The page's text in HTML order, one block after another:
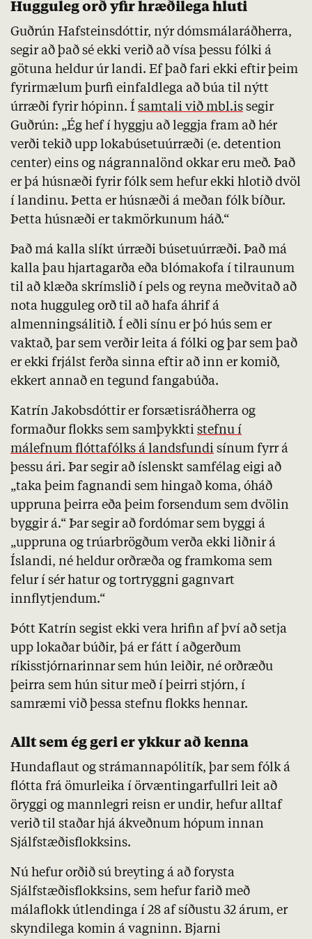
Hugguleg orð yfir hræðilega hluti
Guðrún Hafsteinsdóttir, nýr dómsmálaráðherra,
segir að það sé ekki verið að vísa þessu fólki á
götuna heldur úr landi. Ef það fari ekki eftir þeim
fyrirmælum þurfi einfaldlega að búa til nýtt
úrræði fyrir hópinn. Í samtali við mbl.is segir
Guðrún: „Ég hef í hyggju að leggja fram að hér
verði tekið upp loka­bú­setu­úr­ræði (e. detention
center) eins og ná­granna­lönd okk­ar eru með. Það
er þá hús­næði fyr­ir fólk sem hef­ur ekki hlotið dvöl
í land­inu. Þetta er hús­næði á meðan fólk bíður.
Þetta hús­næði er tak­mörk­un­um háð.“
Það má kalla slíkt úrræði búsetuúrræði. Það má
kalla þau hjartagarða eða blómakofa í tilraunum
til að klæða skrímslið í pels og reyna meðvitað að
nota hugguleg orð til að hafa áhrif á
almenningsálitið. Í eðli sínu er þó hús sem er
vaktað, þar sem verðir leita á fólki og þar sem það
er ekki frjálst ferða sinna eftir að inn er komið,
ekkert annað en tegund fangabúða.
Katrín Jakobsdóttir er forsætisráðherra og
formaður flokks sem samþykkti stefnu í
málefnum flóttafólks á landsfundi sínum fyrr á
þessu ári. Þar segir að íslenskt samfélag eigi að
„taka þeim fagnandi sem hingað koma, óháð
uppruna þeirra eða þeim forsendum sem dvölin
byggir á.“ Þar segir að fordómar sem byggi á
„uppruna og trúarbrögðum verða ekki liðnir á
Íslandi, né heldur orðræða og framkoma sem
felur í sér hatur og tortryggni gagnvart
innflytjendum.“
Þótt Katrín segist ekki vera hrifin af því að setja
upp lokaðar búðir, þá er fátt í aðgerðum
ríkisstjórnarinnar sem hún leiðir, né orðræðu
þeirra sem hún situr með í þeirri stjórn, í
samræmi við þessa stefnu flokks hennar.
Allt sem ég geri er ykkur að kenna
Hundaflaut og strámannapólitík, þar sem fólk á
flótta frá ömurleika í örvæntingarfullri leit að
öryggi og mannlegri reisn er undir, hefur alltaf
verið til staðar hjá ákveðnum hópum innan
Sjálfstæðisflokksins.
Nú hefur orðið sú breyting á að forysta
Sjálfstæðisflokksins, sem hefur farið með
málaflokk útlendinga í 28 af síðustu 32 árum, er
skyndilega komin á vagninn. Bjarni